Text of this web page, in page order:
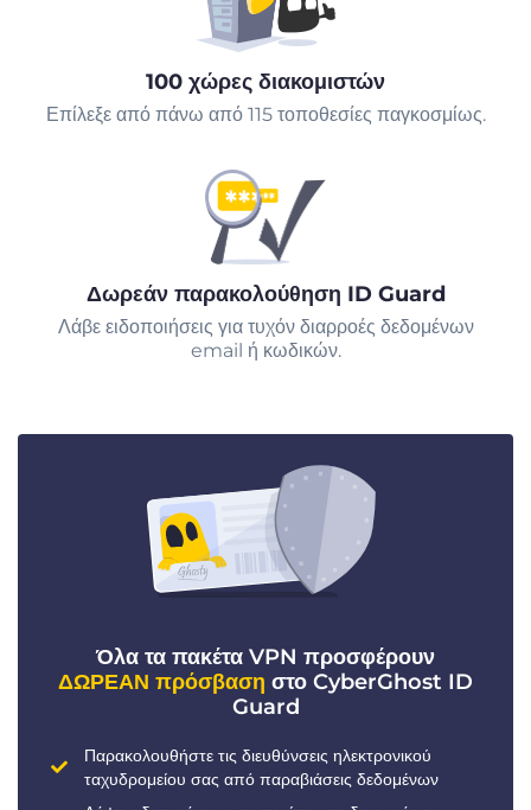
100 χώρες διακομιστών
Επίλεξε από πάνω από 115 τοποθεσίες παγκοσμίως.
Δωρεάν παρακολούθηση ID Guard
Λάβε ειδοποιήσεις για τυχόν διαρροές δεδομένων
email ή κωδικών.
Όλα τα πακέτα VPN προσφέρουν
ΔΩΡΕΑΝ πρόσβαση στο CyberGhost ID
Guard
Παρακολουθήστε τις διευθύνσεις ηλεκτρονικού
ταχυδρομείου σας από παραβιάσεις δεδομένων